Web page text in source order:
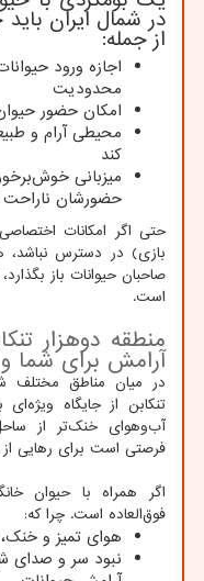
در شمال ایران
از جمله:
اجازه ورود
محدودیت
امکان حضور
محیطی آرام و
کند
میزبانی
حضورشان
حتی اگر امکانات
بازی) در دسترس نباشد،
صاحبان حیوانات باز
است.
منطقه دوهزار
آرامش برای شما
در میان مناطق مختلف
تنکابن از جایگاه
آب‌وهوای خنک‌تر از
فرصتی است برای رهایی
اگر همراه با حیوان
فوق‌العاده است. چرا که:
هوای تمیز و
نبود سر و صدای